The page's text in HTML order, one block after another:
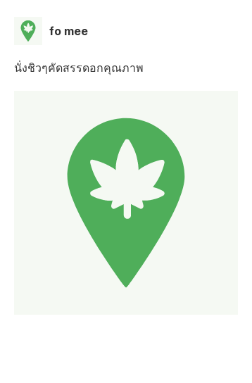
fo mee
นั่งชิวๆคัดสรรดอกคุณภาพ